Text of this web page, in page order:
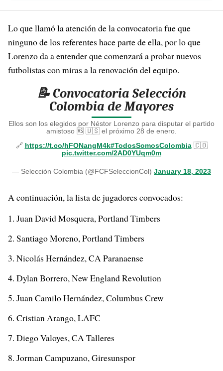
Lo que llamó la atención de la convocatoria fue que
ninguno de los referentes hace parte de ella, por lo que
Lorenzo da a entender que comenzará a probar nuevos
futbolistas con miras a la renovación del equipo.
📝 Convocatoria Selección
Colombia de Mayores
Ellos son los elegidos por Néstor Lorenzo para disputar el partido
amistoso 🆚 🇺🇸 el próximo 28 de enero.
🔗 https://t.co/hFONangM4k#TodosSomosColombia🇨🇴
pic.twitter.com/2AD0YUqm0m
— Selección Colombia (@FCFSeleccionCol) January 18, 2023
A continuación, la lista de jugadores convocados:
Juan David Mosquera, Portland Timbers
Santiago Moreno, Portland Timbers
Nicolás Hernández, CA Paranaense
Dylan Borrero, New England Revolution
Juan Camilo Hernández, Columbus Crew
Cristian Arango, LAFC
Diego Valoyes, CA Talleres
Jorman Campuzano, Giresunspor